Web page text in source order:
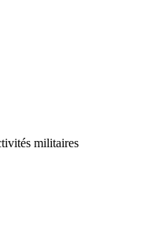
militaires